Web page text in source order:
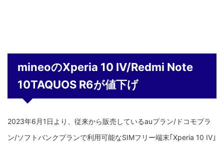
mineoのXperia 10 IV/Redmi Note
10TAQUOS R6が値下げ
2023年6月1日より、従来から販売しているauプラン/ドコモプラ
ン/ソフトバンクプランで利用可能なSIMフリー端末｢Xperia 10 IV｣